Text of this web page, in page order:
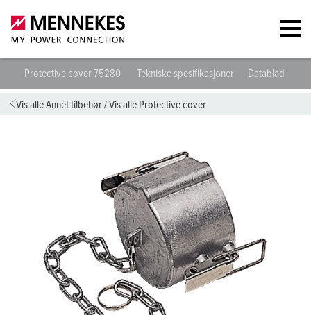
Protective cover 75280 Tekniske spesifikasjoner Datablad og
Vis alle Annet tilbehør/Vis alle Protective cover